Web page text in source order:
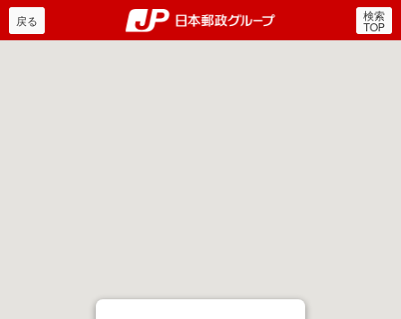
郵便局・日本郵政グルー
戻る 検索
TOP